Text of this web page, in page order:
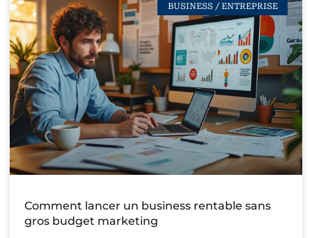
BUSINESS / ENTREPRISE
Comment lancer un business rentable sans
gros budget marketing